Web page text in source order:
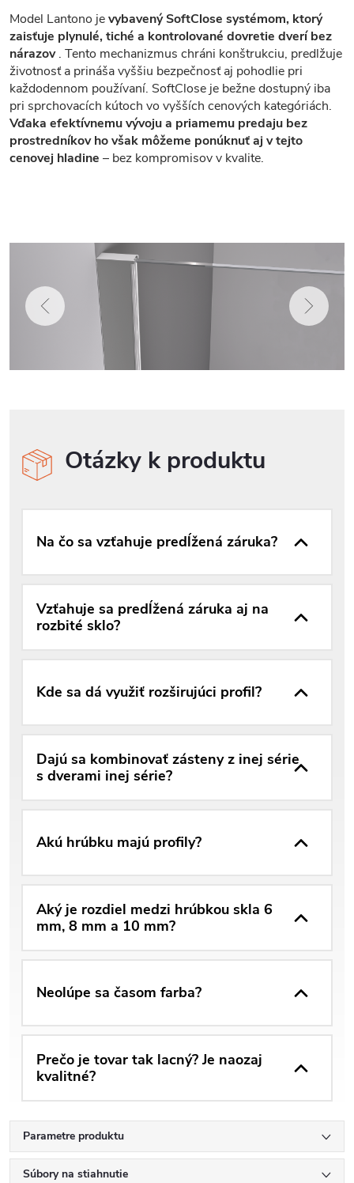
Model Lantono jevybavený SoftClose systémom, ktorý
zaisťuje plynulé, tiché a kontrolované dovretie dverí bez
nárazov. Tento mechanizmus chráni konštrukciu, predlžuje
životnosť a prináša vyššiu bezpečnosť aj pohodlie pri
každodennom používaní. SoftClose je bežne dostupný iba
pri sprchovacích kútoch vo vyšších cenových kategóriách.
Vďaka efektívnemu vývoju a priamemu predaju bez
prostredníkov ho však môžeme ponúknuť aj v tejto
cenovej hladine – bez kompromisov v kvalite.
Otázky k produktu
Na čo sa vzťahuje predĺžená záruka?
Vzťahuje sa predĺžená záruka aj na
rozbité sklo?
Kde sa dá využiť rozširujúci profil?
Dajú sa kombinovať zásteny z inej série
s dverami inej série?
Akú hrúbku majú profily?
Aký je rozdiel medzi hrúbkou skla 6
mm, 8 mm a 10 mm?
Neolúpe sa časom farba?
Prečo je tovar tak lacný? Je naozaj
kvalitné?
Parametre produktu
Súbory na stiahnutie